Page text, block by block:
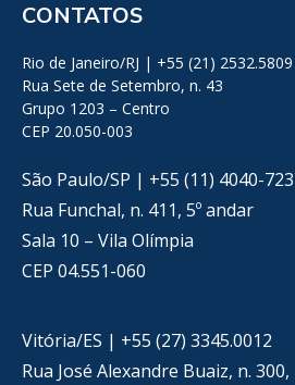
CONTATOS
Rio de Janeiro/RJ | +55 (21) 2532.5809
Rua Sete de Setembro, n. 43
Grupo 1203 – Centro
CEP 20.050-003
São Paulo/SP | +55 (11) 4040-
Rua Funchal, n. 411, 5º andar
Sala 10 – Vila Olímpia
CEP 04.551-060
Vitória/ES | +55 (27) 3345.0012
Rua José Alexandre Buaiz, n. 300,